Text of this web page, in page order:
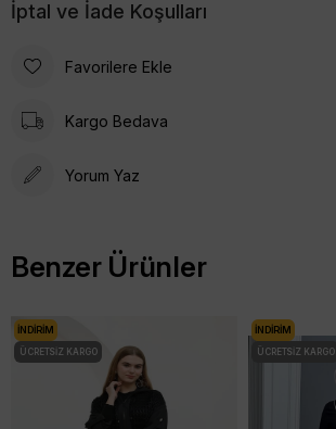
İptal ve İade Koşulları
Favorilere Ekle
Kargo Bedava
Yorum Yaz
Benzer Ürünler
İNDIRIM
ÜCRETSIZ KARGO
İNDIRIM
ÜCRETSIZ KARGO